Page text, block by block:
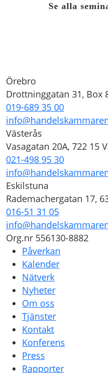
Se alla
Örebro
Drottninggatan 31, Box
019-689 35 00
Västerås
Vasagatan 20A, 722 15
021-498 95 30
Eskilstuna
Rademachergatan 17,
016-51 31 05
Org.nr 556130-8882
Påverkan
Kalender
Nätverk
Nyheter
Om oss
Tjänster
Kontakt
Konferens
Press
Rapporter